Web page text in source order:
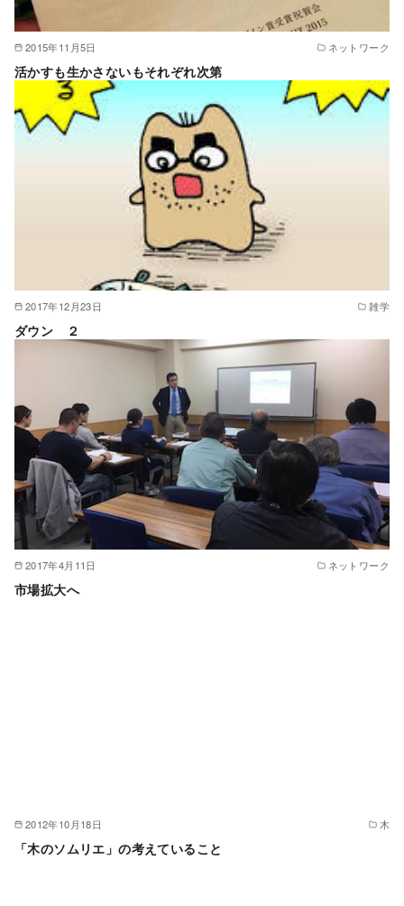
2015年11月5日 ネットワーク
活かすも生かさないもそれぞれ次第
2017年12月23日 雑学
ダウン ２
2017年4月11日 ネットワーク
市場拡大へ
2012年10月18日 木
「木のソムリエ」の考えていること